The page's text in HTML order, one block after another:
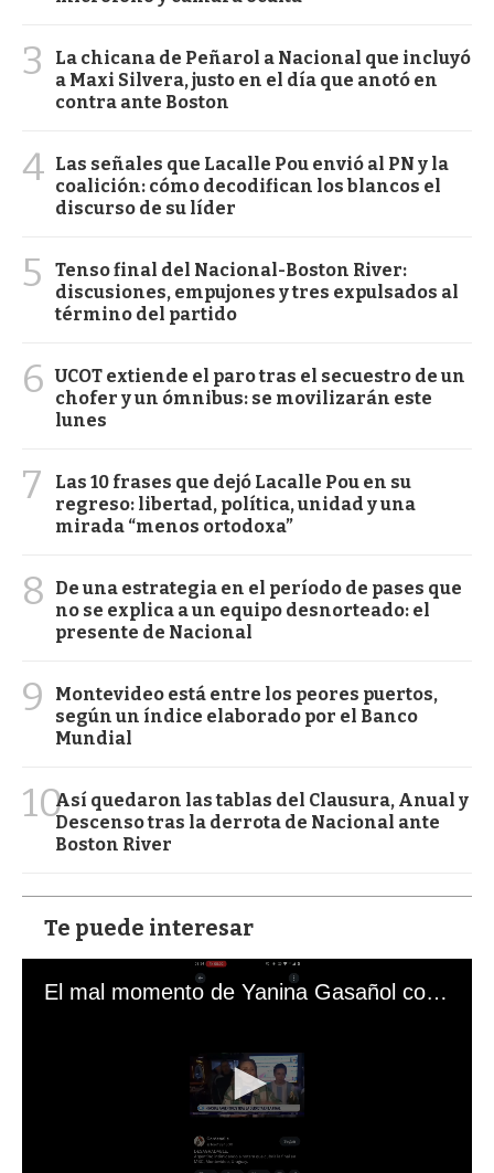
3
La chicana de Peñarol a Nacional que incluyó
a Maxi Silvera, justo en el día que anotó en
contra ante Boston
4 Las señales que Lacalle Pou envió al PN y la
coalición: cómo decodifican los blancos el
discurso de su líder
5
Tenso final del Nacional-Boston River:
discusiones, empujones y tres expulsados al
término del partido
6 UCOT extiende el paro tras el secuestro de un
chofer y un ómnibus: se movilizarán este
lunes
7
Las 10 frases que dejó Lacalle Pou en su
regreso: libertad, política, unidad y una
mirada “menos ortodoxa”
8
De una estrategia en el período de pases que
no se explica a un equipo desnorteado: el
presente de Nacional
9
Montevideo está entre los peores puertos,
según un índice elaborado por el Banco
Mundial
10Así quedaron las tablas del Clausura, Anual y
Descenso tras la derrota de Nacional ante
Boston River
Te puede interesar
El mal momento de Yanina Gasañol con un hincha argentino en "Subrayado"